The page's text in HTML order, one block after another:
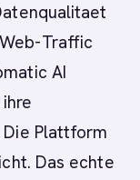
Traffic
AI
Plattform
Das echte